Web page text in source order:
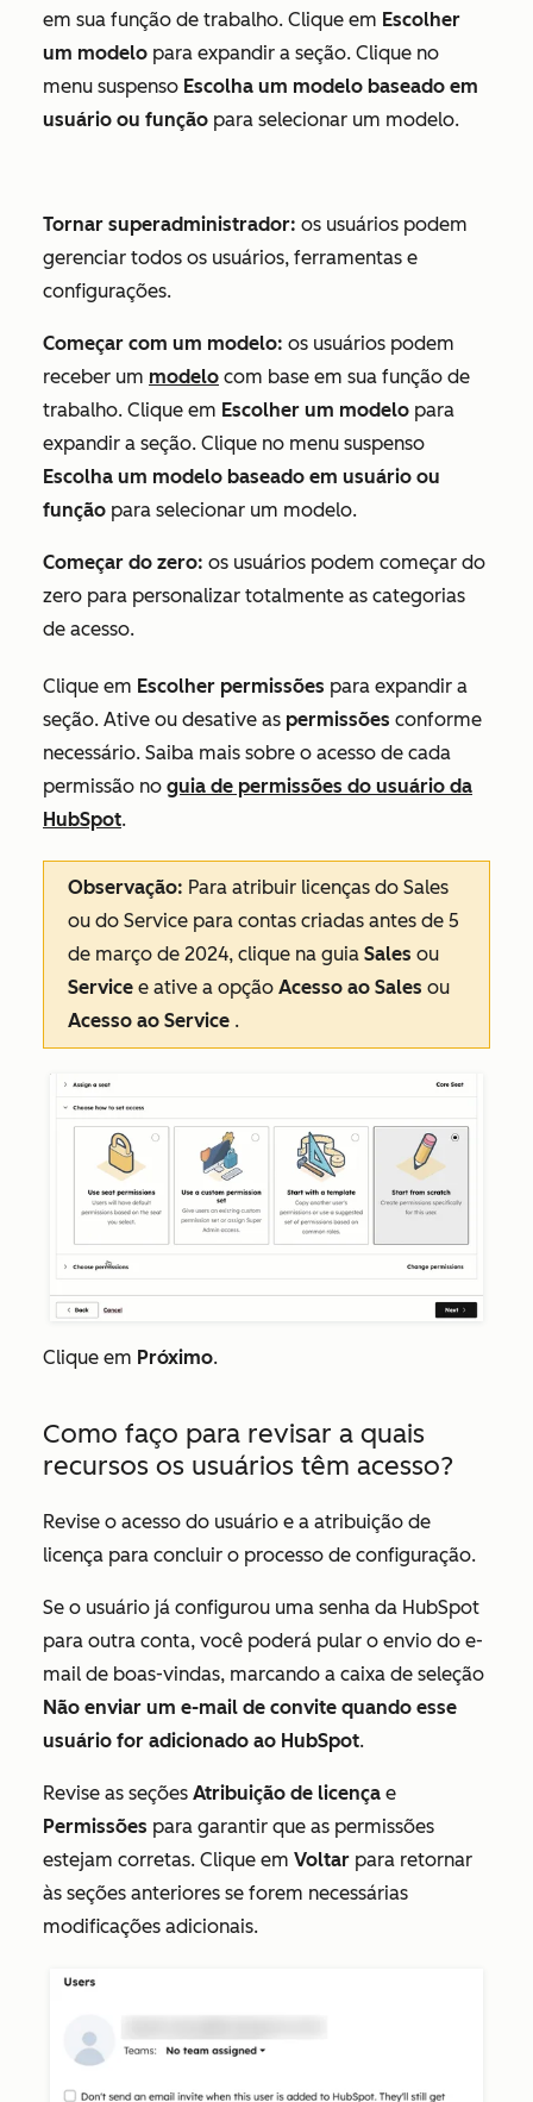
em sua função de trabalho. Clique em Escolher
um modelo para expandir a seção. Clique no
menu suspenso Escolha um modelo baseado em
usuário ou função para selecionar um modelo.
Tornar superadministrador: os usuários podem
gerenciar todos os usuários, ferramentas e
configurações.
Começar com um modelo: os usuários podem
receber um modelo com base em sua função de
trabalho. Clique em Escolher um modelo para
expandir a seção. Clique no menu suspenso
Escolha um modelo baseado em usuário ou
função para selecionar um modelo.
Começar do zero: os usuários podem começar do
zero para personalizar totalmente as categorias
de acesso.
Clique em Escolher permissões para expandir a
seção. Ative ou desative as permissões conforme
necessário. Saiba mais sobre o acesso de cada
permissão no guia de permissões do usuário da
HubSpot.
Observação: Para atribuir licenças do Sales
ou do Service para contas criadas antes de 5
de março de 2024, clique na guia Sales ou
Service e ative a opção Acesso ao Sales ou
Acesso ao Service .
Clique em Próximo.
Como faço para revisar a quais
recursos os usuários têm acesso?
Revise o acesso do usuário e a atribuição de
licença para concluir o processo de configuração.
Se o usuário já configurou uma senha da HubSpot
para outra conta, você poderá pular o envio do e-
mail de boas-vindas, marcando a caixa de seleção
Não enviar um e-mail de convite quando esse
usuário for adicionado ao HubSpot.
Revise as seções Atribuição de licença e
Permissões para garantir que as permissões
estejam corretas. Clique em Voltar para retornar
às seções anteriores se forem necessárias
modificações adicionais.